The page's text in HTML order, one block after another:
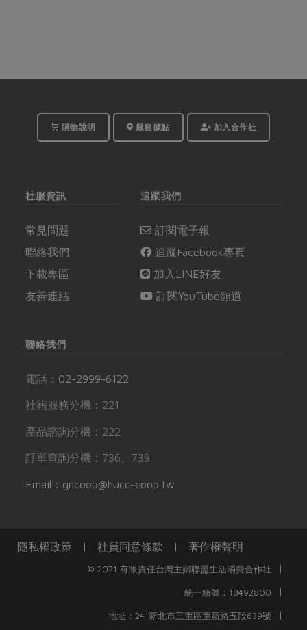
購物說明 服務據點 加入合作社
社服資訊
常見問題
聯絡我們
下載專區
友善連結
追蹤我們
訂閱電子報
追蹤Facebook專頁
加入LINE好友
訂閱YouTube頻道
聯絡我們
電話： 02-2999-6122
社籍服務分機：221
產品諮詢分機：222
訂單查詢分機：736、739
Email：gncoop@hucc-coop.tw
隱私權政策 | 社員同意條款 | 著作權聲明
© 2021 有限責任台灣主婦聯盟生活消費合作社 |
統一編號：18492800 |
地址：241新北市三重區重新路五段639號 |